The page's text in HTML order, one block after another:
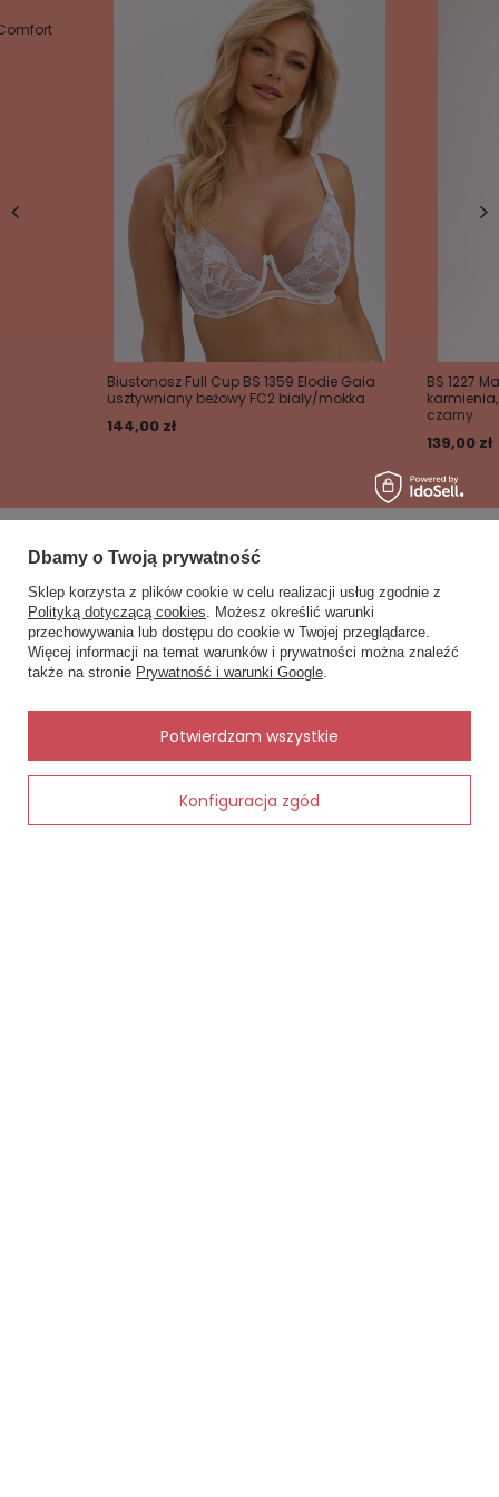
Dodaj do koszyka
Biustonosz Full Cup BS 1359 Elodie Gaia
usztywniany beżowy FC2 biały/mokka
144,00 zł
BS 1227
czarny
139,00 zł
Zobacz również
Inne rzeczy od tego samego producenta ×
✨ Asystent zakupowy
Napisz czego szukasz — pokażę
gotowe propozycje.
Dbamy o Twoją prywatność
Sklep korzysta z plików cookie w celu realizacji usług zgodnie z
Polityką dotyczącą cookies. Możesz określić warunki
przechowywania lub dostępu do cookie w Twojej przeglądarce.
Więcej informacji na temat warunków i prywatności można znaleźć
także na stronie Prywatność i warunki Google.
Konfiguracja zgód
Potwierdzam wszystkie